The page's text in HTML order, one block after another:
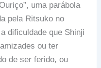
uma parábola
pela Ritsuko no
dificuldade que Shinji
ou ter
de ser ferido, ou